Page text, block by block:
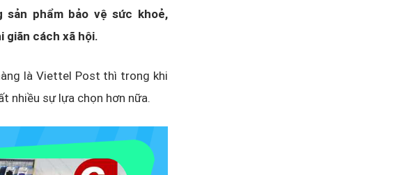
sản phẩm bảo vệ sức khoẻ,
giãn cách xã hội.
là Viettel Post thì trong khi
nhiều sự lựa chọn hơn nữa.